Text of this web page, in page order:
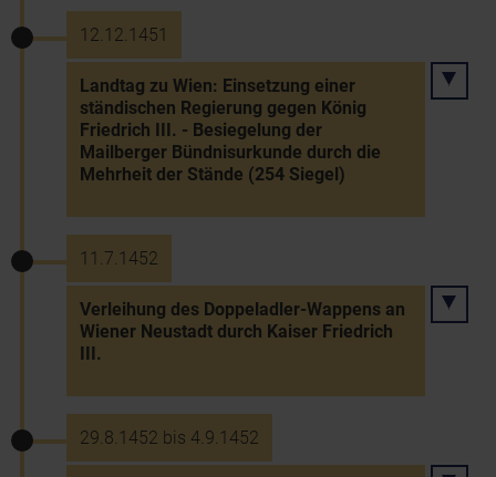
12.12.1451
Landtag zu Wien: Einsetzung einer
ständischen Regierung gegen König
Friedrich III. - Besiegelung der
Mailberger Bündnisurkunde durch die
Mehrheit der Stände (254 Siegel)
11.7.1452
Verleihung des Doppeladler-Wappens an
Wiener Neustadt durch Kaiser Friedrich
III.
29.8.1452 bis 4.9.1452